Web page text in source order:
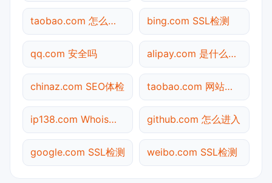
taobao.com 怎么进入 bing.com SSL检测
qq.com 安全吗 alipay.com 是什么网站
chinaz.com SEO体检 taobao.com 网站状态
ip138.com Whois查询 github.com 怎么进入
google.com SSL检测 weibo.com SSL检测